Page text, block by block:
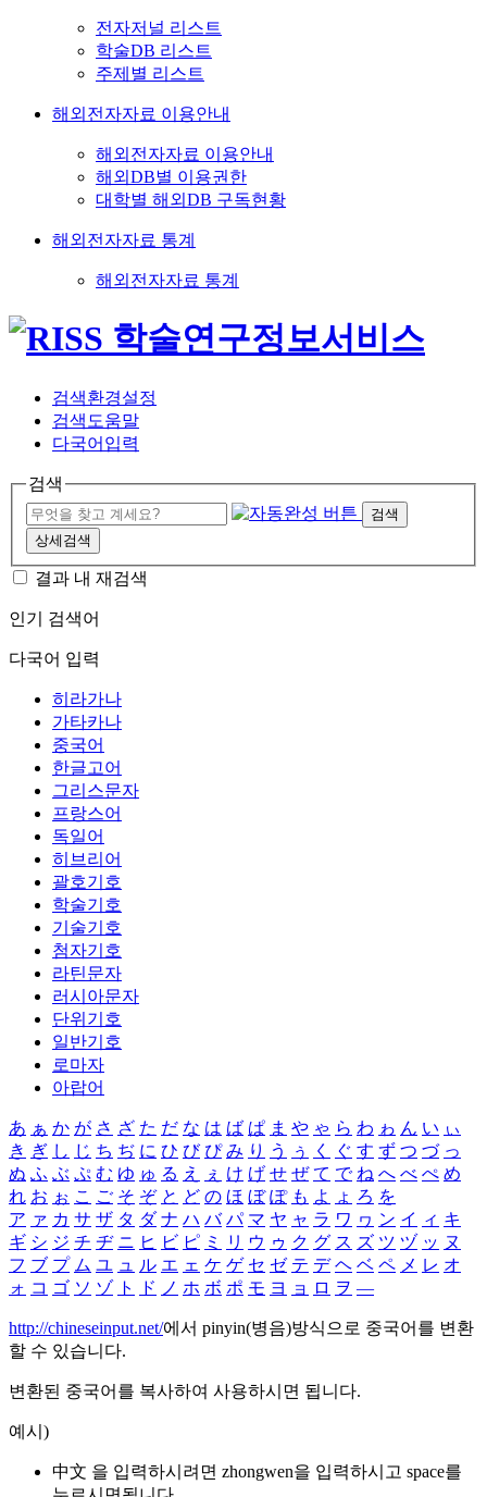
전자저널 리스트
학술DB 리스트
주제별 리스트
해외전자자료 이용안내
해외전자자료 이용안내
해외DB별 이용권한
대학별 해외DB 구독현황
해외전자자료 통계
해외전자자료 통계
검색환경설정
검색도움말
다국어입력
검색
검색
상세검색
결과 내 재검색
인기 검색어
다국어 입력
히라가나
가타카나
중국어
한글고어
그리스문자
프랑스어
독일어
히브리어
괄호기호
학술기호
기술기호
첨자기호
라틴문자
러시아문자
단위기호
일반기호
로마자
아랍어
あ ぁ か が さ ざ た だ な は ば ぱ ま や ゃ ら わ ゎ ん い ぃ
き ぎ し じ ち ぢ に ひ び ぴ み り う ぅ く ぐ す ず つ づ っ
ぬ ふ ぶ ぷ む ゆ ゅ る え ぇ け げ せ ぜ て で ね へ べ ぺ め
れ お ぉ こ ご そ ぞ と ど の ほ ぼ ぽ も よ ょ ろ を
ア ァ カ サ ザ タ ダ ナ ハ バ パ マ ヤ ャ ラ ワ ヮ ン イ ィ キ
ギ シ ジ チ ヂ ニ ヒ ビ ピ ミ リ ウ ゥ ク グ ス ズ ツ ヅ ッ ヌ
フ ブ プ ム ユ ュ ル エ ェ ケ ゲ セ ゼ テ デ ヘ ベ ペ メ レ オ
ォ コ ゴ ソ ゾ ト ド ノ ホ ボ ポ モ ヨ ョ ロ ヲ ―
http://chineseinput.net/에서 pinyin(병음)방식으로 중국어를 변환
할 수 있습니다.
변환된 중국어를 복사하여 사용하시면 됩니다.
예시)
中文 을 입력하시려면 zhongwen을 입력하시고 space를